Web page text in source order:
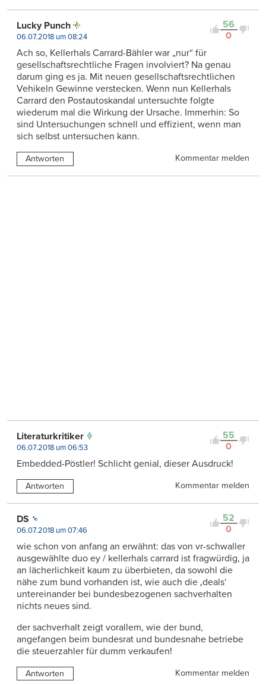
56
0
Lucky Punch
06.07.2018 um 08:24
Ach so, Kellerhals Carrard-Bähler war „nur“ für
gesellschaftsrechtliche Fragen involviert? Na genau
darum ging es ja. Mit neuen gesellschaftsrechtlichen
Vehikeln Gewinne verstecken. Wenn nun Kellerhals
Carrard den Postautoskandal untersuchte folgte
wiederum mal die Wirkung der Ursache. Immerhin: So
sind Untersuchungen schnell und effizient, wenn man
sich selbst untersuchen kann.
Antworten Kommentar melden
55
0
Literaturkritiker
06.07.2018 um 06:53
Embedded-Pöstler! Schlicht genial, dieser Ausdruck!
Antworten Kommentar melden
52
0
DS
06.07.2018 um 07:46
wie schon von anfang an erwähnt: das von vr-schwaller
ausgewählte duo ey / kellerhals carrard ist fragwürdig, ja
an lächerlichkeit kaum zu überbieten, da sowohl die
nähe zum bund vorhanden ist, wie auch die ‚deals‘
untereinander bei bundesbezogenen sachverhalten
nichts neues sind.
der sachverhalt zeigt vorallem, wie der bund,
angefangen beim bundesrat und bundesnahe betriebe
die steuerzahler für dumm verkaufen!
Antworten
Kommentar melden